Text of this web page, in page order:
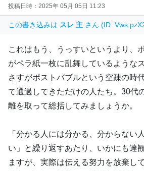
投稿日時：2025年 05月 05日 11:23
この書き込みは スレ 主 さん (ID:
これはもう、うっすいというより、
がペラ紙一枚に乱舞しているような
さすがポストバブルという空疎の時
て通過してきただけの人たち。30代
離を取って総括してみましょうか。
「分かる人には分かる、分からない
い」と繰り返すあたり、いかにも達
ますが、実際は伝える努力を放棄し